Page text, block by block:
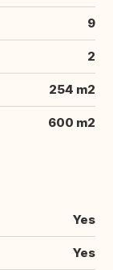
9
2
254 m2
600 m2
Yes
Yes